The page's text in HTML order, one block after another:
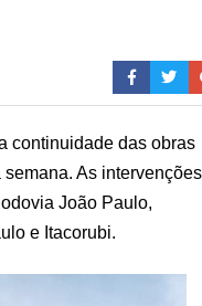
continuidade das obras
As intervenções
João Paulo,
e Itacorubi.